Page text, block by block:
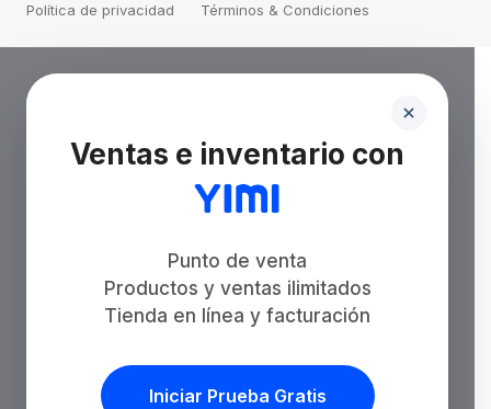
Política de privacidad
Términos & Condiciones
Ventas e inventario con
Punto de venta
Productos y ventas ilimitados
Tienda en línea y facturación
Iniciar Prueba Gratis